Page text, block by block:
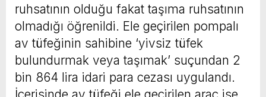
ruhsatının olduğu fakat taşıma ruhsatının
olmadığı öğrenildi. Ele geçirilen pompalı
av tüfeğinin sahibine ‘yivsiz tüfek
bulundurmak veya taşımak’ suçundan 2
bin 864 lira idari para cezası uygulandı.